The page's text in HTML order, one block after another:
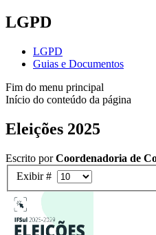
LGPD
LGPD
Guias e Documentos
Fim do menu principal
Início do conteúdo da página
Eleições 2025
Escrito porCoordenadoria de
Exibir #